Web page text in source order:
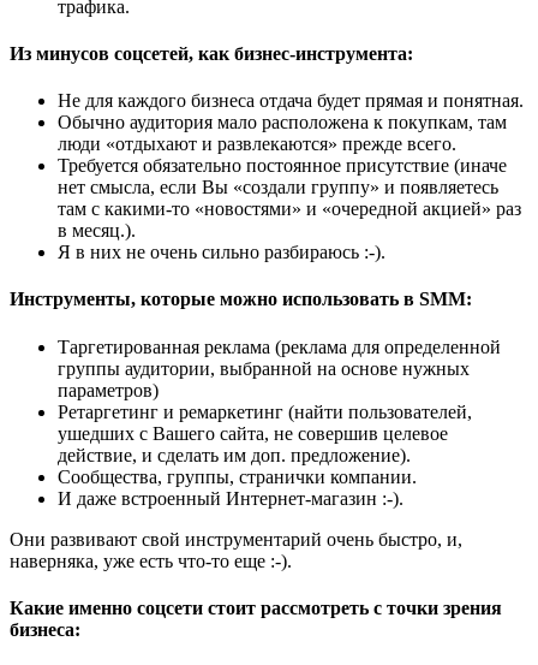
трафика.
Из минусов соцсетей, как бизнес-инструмента:
Не для каждого бизнеса отдача будет прямая и понятная.
Обычно аудитория мало расположена к покупкам, там
люди «отдыхают и развлекаются» прежде всего.
Требуется обязательно постоянное присутствие (иначе
нет смысла, если Вы «создали группу» и появляетесь
там с какими-то «новостями» и «очередной акцией» раз
в месяц.).
Я в них не очень сильно разбираюсь :-).
Инструменты, которые можно использовать в SMM:
Таргетированная реклама (реклама для определенной
группы аудитории, выбранной на основе нужных
параметров)
Ретаргетинг и ремаркетинг (найти пользователей,
ушедших с Вашего сайта, не совершив целевое
действие, и сделать им доп. предложение).
Сообщества, группы, странички компании.
И даже встроенный Интернет-магазин :-).
Они развивают свой инструментарий очень быстро, и,
наверняка, уже есть что-то еще :-).
Какие именно соцсети стоит рассмотреть с точки зрения
бизнеса: